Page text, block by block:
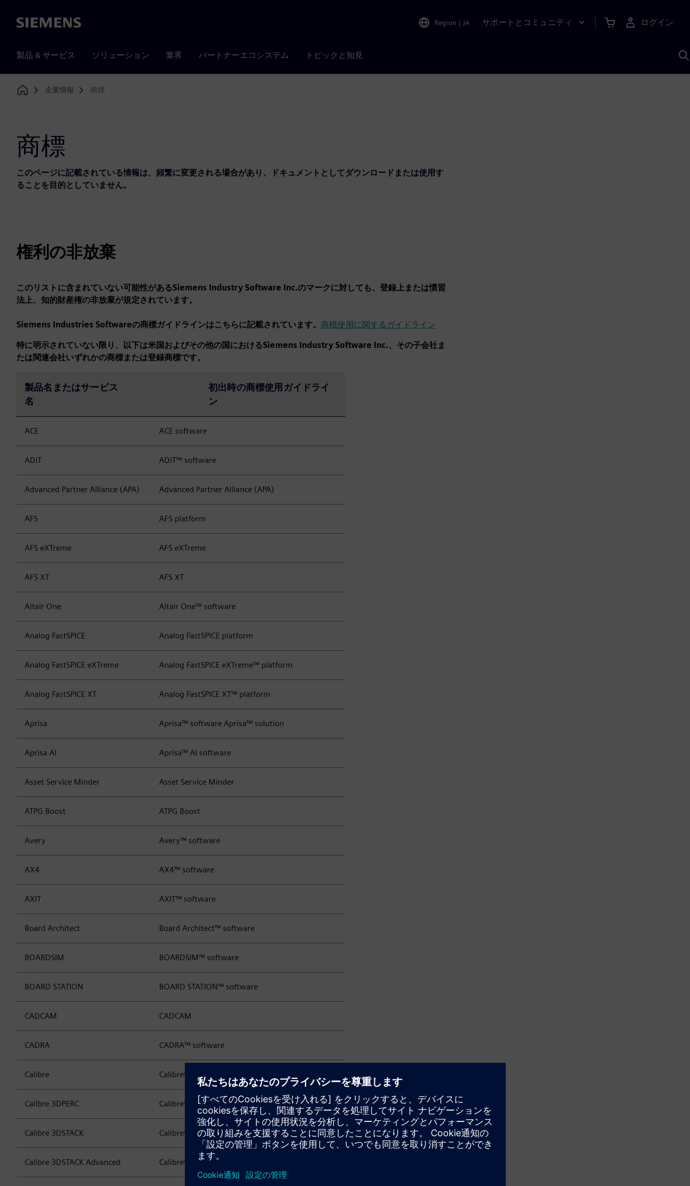
Siemens Region | JA サポートとコミュニティ ログイン
製品 & サービス ソリューション 業界 パートナーエコシステム トピックと知見
Home
企業情報 商標
商標
このページに記載されている情報は、頻繁に変更される場合があり、ドキュメントとしてダウンロードまたは使用す
ることを目的としていません。
権利の非放棄
このリストに含まれていない可能性があるSiemens Industry Software Inc.のマークに対しても、登録上または慣習
法上、知的財産権の非放棄が規定されています。
Siemens Industries Softwareの商標ガイドラインはこちらに記載されています。 商標使用に関するガイドライン
特に明示されていない限り、以下は米国およびその他の国におけるSiemens Industry Software Inc.、その子会社ま
たは関連会社いずれかの商標または登録商標です。
製品名またはサービス
名
初出時の商標使用ガイドライ
ン
ACE ACE software
ADiT ADiT™ software
Advanced Partner Alliance (APA) Advanced Partner Alliance (APA)
AFS AFS platform
AFS eXTreme AFS eXTreme
AFS XT AFS XT
Altair One Altair One™ software
Analog FastSPICE Analog FastSPICE platform
Analog FastSPICE eXTreme Analog FastSPICE eXTreme™ platform
Analog FastSPICE XT Analog FastSPICE XT™ platform
Aprisa Aprisa™ software Aprisa™ solution
Aprisa AI Aprisa™ AI software
Asset Service Minder Asset Service Minder
ATPG Boost ATPG Boost
Avery Avery™ software
AX4 AX4™ software
AXIT AXIT™ software
Board Architect Board Architect™ software
BOARDSIM BOARDSIM™ software
BOARD STATION BOARD STATION™ software
CADCAM CADCAM
CADRA CADRA™ software
Calibre Calibre® platform
Calibre 3DPERC Calibre® 3DPERC software
Calibre 3DSTACK Calibre® 3DSTACK software
Calibre 3DSTACK Advanced Calibre® 3DSTACK Advanced software